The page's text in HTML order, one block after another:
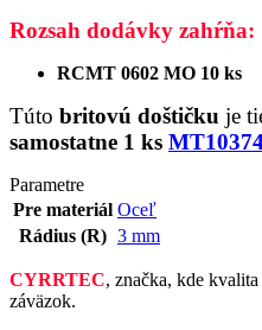
Rozsah dodávky zahŕňa:
RCMT 0602 MO 10 ks
Túto britovú doštičku je
samostatne 1 ks
Parametre
Pre materiál Oceľ
Rádius (R) 3 mm
CYRRTEC, značka, kde
záväzok.